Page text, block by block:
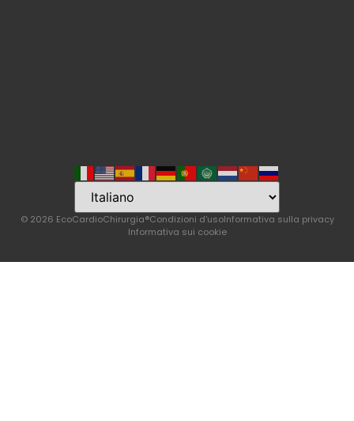
© 2026 EcoCardioChirurgia®Condizioni d'usoInformativa sulla privacy
Informativa sui cookie